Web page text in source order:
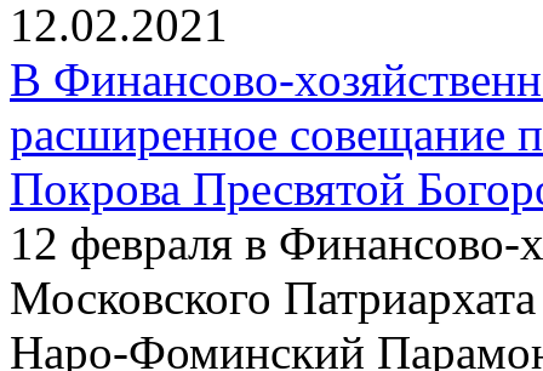
12.02.2021
В Финансово-
расширенное совещание
Покрова Пресвятой
12 февраля в Финансово-
Московского
Наро-Фоминский